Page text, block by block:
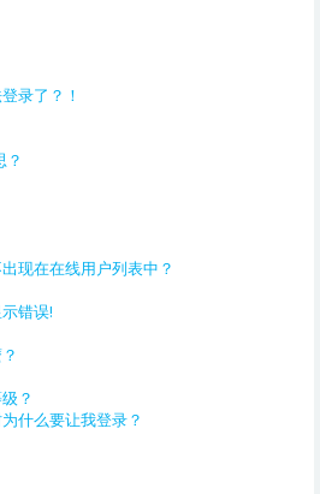
录了？！
？
现在在线用户列表中？
错误!
？
什么要让我登录？